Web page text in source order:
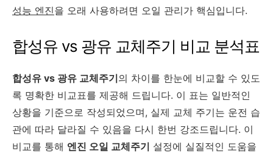
성능 엔진을 오래 사용하려면 오일 관리가 핵심입니다.
합성유 vs 광유 교체주기 비교 분석표
합성유 vs 광유 교체주기의 차이를 한눈에 비교할 수 있도
록 명확한 비교표를 제공해 드립니다. 이 표는 일반적인
상황을 기준으로 작성되었으며, 실제 교체 주기는 운전 습
관에 따라 달라질 수 있음을 다시 한번 강조드립니다. 이
비교를 통해 엔진 오일 교체주기 설정에 실질적인 도움을